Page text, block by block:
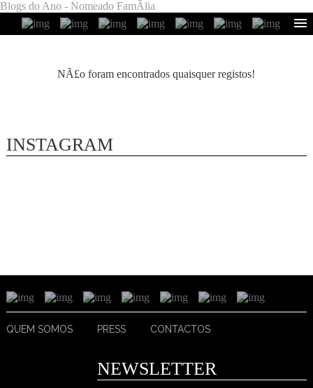
Blogs do Ano - Nomeado FamÃ­lia
NÃ£o foram encontrados quaisquer registos!
INSTAGRAM
QUEM SOMOS PRESS CONTACTOS
NEWSLETTER